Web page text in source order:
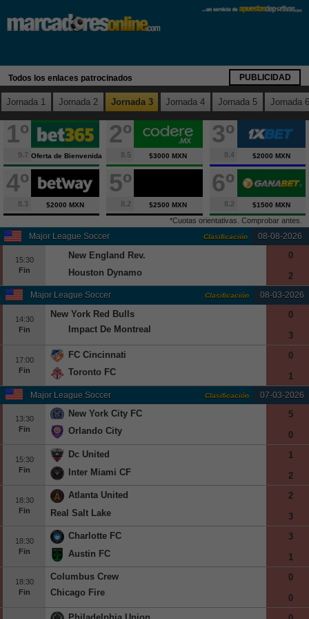
Todos los enlaces patrocinados PUBLICIDAD
Jornada 1 Jornada 2 Jornada 3 Jornada 4 Jornada 5 Jornada 6
1º
9.7 Oferta de Bienvenida
2º
8.5 $3000 MXN
3º
8.4 $2000 MXN
4º
8.3 $2000 MXN
5º
8.2 $2500 MXN
6º
8.2 $1500 MXN
*Cuotas orientativas. Comprobar antes.
Major League Soccer 08-08-2026
Clasificación
15:30
Fin
New England Rev.
Houston Dynamo
0
2
Major League Soccer 08-03-2026
Clasificación
14:30
Fin
New York Red Bulls
Impact De Montreal
0
3
17:00
Fin
FC Cincinnati
Toronto FC
0
1
Major League Soccer 07-03-2026
Clasificación
13:30
Fin
New York City FC
Orlando City
5
0
15:30
Fin
Dc United
Inter Miami CF
1
2
18:30
Fin
Atlanta United
Real Salt Lake
2
3
18:30
Fin
Charlotte FC
Austin FC
3
1
18:30
Fin
Columbus Crew
Chicago Fire
0
0
X
España
Primera División
Segunda División
Segunda B
Tercera División
Copa del Rey
Supercopa España
Europa
Premier League
Serie A
Bundesliga
Ligue 1
Champions League
Europa League
Supercopa Europa
Partidos amistosos
Partidos televisados
Baloncesto
Europa
Euroliga
Eurocup
España
ACB
Estados Unidos